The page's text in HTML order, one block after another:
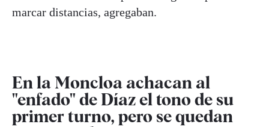
marcar distancias, agregaban.
En la Moncloa achacan al
"enfado" de Díaz el tono de su
primer turno, pero se quedan